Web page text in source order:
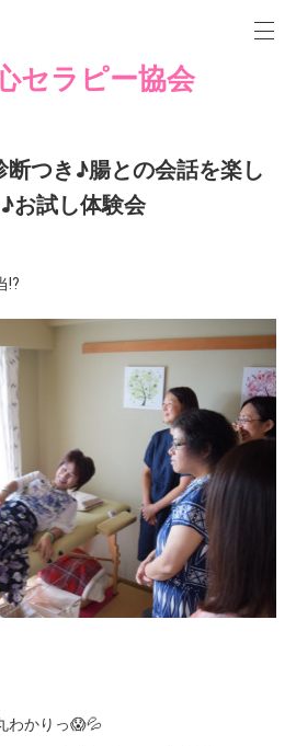
セラピー協会
つき♪腸との会話を楽し
お試し体験会
⁉️
わかりっ😱💦